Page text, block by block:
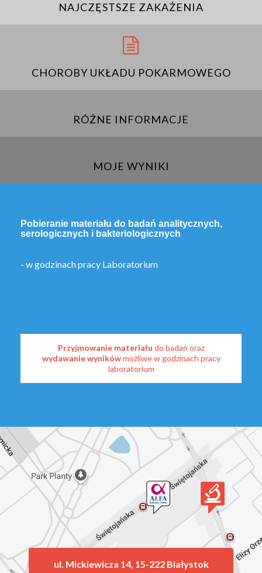
NAJCZĘSTSZE ZAKAŻENIA
CHOROBY UKŁADU POKARMOWEGO
RÓŻNE INFORMACJE
MOJE WYNIKI
Pobieranie materiału do badań analitycznych,
serologicznych i bakteriologicznych
- w godzinach pracy Laboratorium
Przyjmowanie materiału do badań oraz
wydawanie wynikówmożliwe w godzinach pracy
laboratorium
ul. Mickiewicza 14, 15-222 Białystok